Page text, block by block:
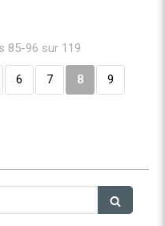
85-96 sur 119
6 7 8 9